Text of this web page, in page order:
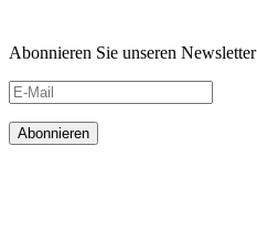
Abonnieren Sie unseren Newsletter